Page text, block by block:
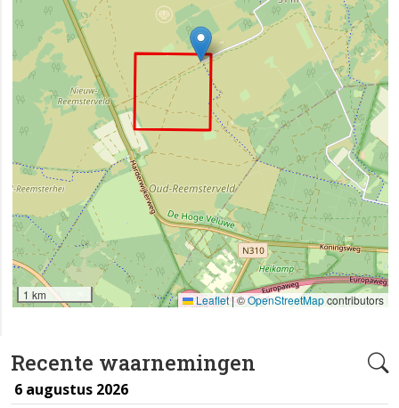
Recente waarnemingen
6 augustus 2026
1 km Leaflet|©OpenStreetMapcontributors